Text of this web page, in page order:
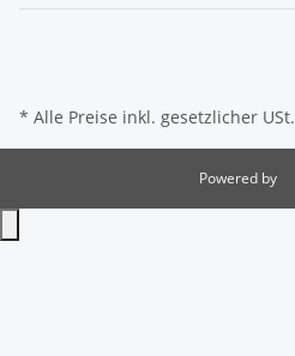
* Alle Preise inkl. gesetzlicher USt.
Powered by